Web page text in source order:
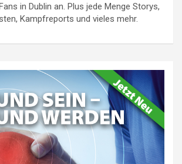
in Dublin an. Plus jede Menge Storys,
Kampfreports und vieles mehr.